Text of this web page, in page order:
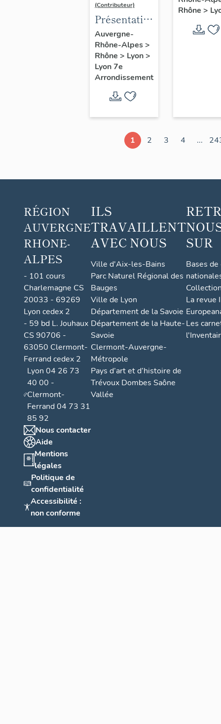
(Contributeur)
Présentation
du secteur
d'étude
Lyon
Guillotière
Auvergne-
Rhône-Alpes>
Rhône > Lyon>
Lyon 7e
Arrondissement
Lyon
Rhône >
1 2 3 4 ...
RÉGION
AUVERGNE
RHONE-
ALPES
- 101 cours
Charlemagne CS
20033 - 69269
Lyon cedex 2
- 59 bd L. Jouhaux
CS 90706 -
63050 Clermont-
Ferrand cedex 2
Lyon 04 26 73
40 00 -
Clermont-
Ferrand 04 73 31
85 92
Nous contacter
Aide
Mentions
légales
Politique de
confidentialité
Accessibilité :
non conforme
ILS
TRAVAILLENT
AVEC NOUS
Ville d'Aix-les-Bains
Parc Naturel Régional des
Bauges
Ville de Lyon
Département de la Savoie
Département de la Haute-
Savoie
Clermont-Auvergne-
Métropole
Pays d’art et d’histoire de
Trévoux Dombes Saône
Vallée
SUR
Bases
La revue
Les